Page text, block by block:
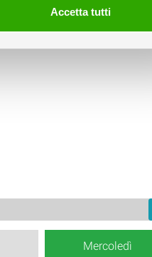
Accetta tutti
Complessa
Mercoledì